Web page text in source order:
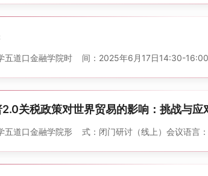
五道口金融学院 时 间：2025年6月17日14:30-
关税政策对世界贸易的影响：挑战与应
五道口金融学院 形 式：闭门研讨（线上） 会议语